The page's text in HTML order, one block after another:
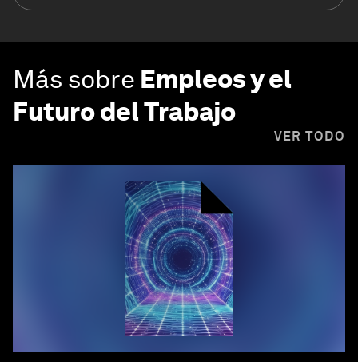
Más sobre Empleos y el
Futuro del Trabajo
VER TODO